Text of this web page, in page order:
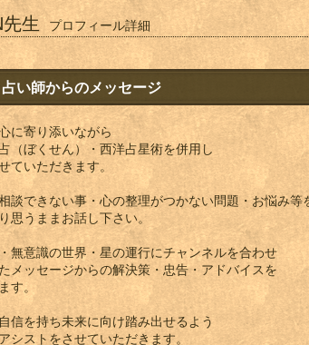
生 プロフィール詳細
占い師からのメッセージ
に寄り添いながら
（ぼくせん）・西洋占星術を併用し
ていただきます。
談できない事・心の整理がつかない問題・お悩み等
思うままお話し下さい。
無意識の世界・星の運行にチャンネルを合わせ
メッセージからの解決策・忠告・アドバイスを
す。
信を持ち未来に向け踏み出せるよう
シストをさせていただきます。